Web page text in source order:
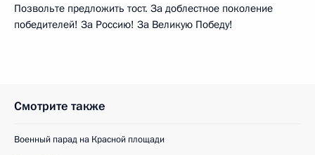
Позвольте предложить тост. За доблестное поколение
победителей! За Россию! За Великую Победу!
Смотрите также
Военный парад на Красной площади